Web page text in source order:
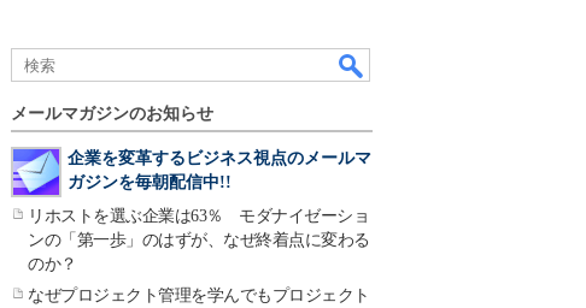
メールマガジンのお知らせ
企業を変革するビジネス視点のメールマ
ガジンを毎朝配信中!!
リホストを選ぶ企業は63％ モダナイゼーショ
ンの「第一歩」のはずが、なぜ終着点に変わる
のか？
なぜプロジェクト管理を学んでもプロジェクト